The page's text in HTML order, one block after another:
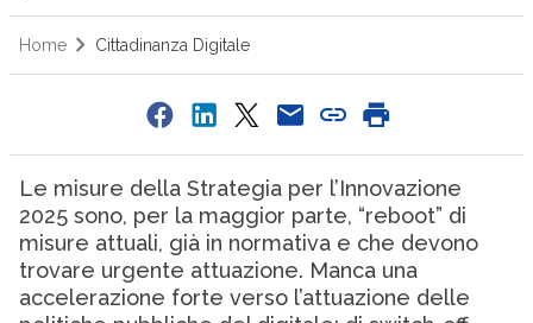
Home Cittadinanza Digitale
Le misure della Strategia per l’Innovazione
2025 sono, per la maggior parte, “reboot” di
misure attuali, già in normativa e che devono
trovare urgente attuazione. Manca una
accelerazione forte verso l’attuazione delle